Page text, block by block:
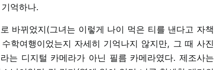
억하나.
바뀌었지(그녀는 이렇게 나이 먹은 티를 낸다고 자책
학여행이었는지 자세히 기억나지 않지만, 그 때 사진
는 디지털 카메라가 아닌 필름 카메라였다. 제조사는